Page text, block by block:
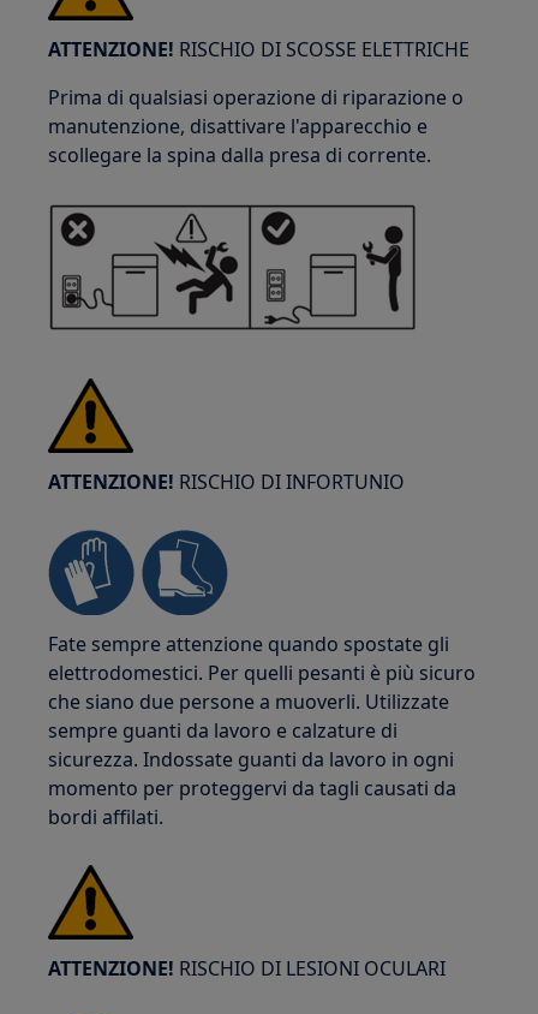
ATTENZIONE! RISCHIO DI SCOSSE ELETTRICHE
Prima di qualsiasi operazione di riparazione o
manutenzione, disattivare l'apparecchio e
scollegare la spina dalla presa di corrente.
ATTENZIONE! RISCHIO DI INFORTUNIO
Fate sempre attenzione quando spostate gli
elettrodomestici. Per quelli pesanti è più sicuro
che siano due persone a muoverli. Utilizzate
sempre guanti da lavoro e calzature di
sicurezza. Indossate guanti da lavoro in ogni
momento per proteggervi da tagli causati da
bordi affilati.
ATTENZIONE! RISCHIO DI LESIONI OCULARI